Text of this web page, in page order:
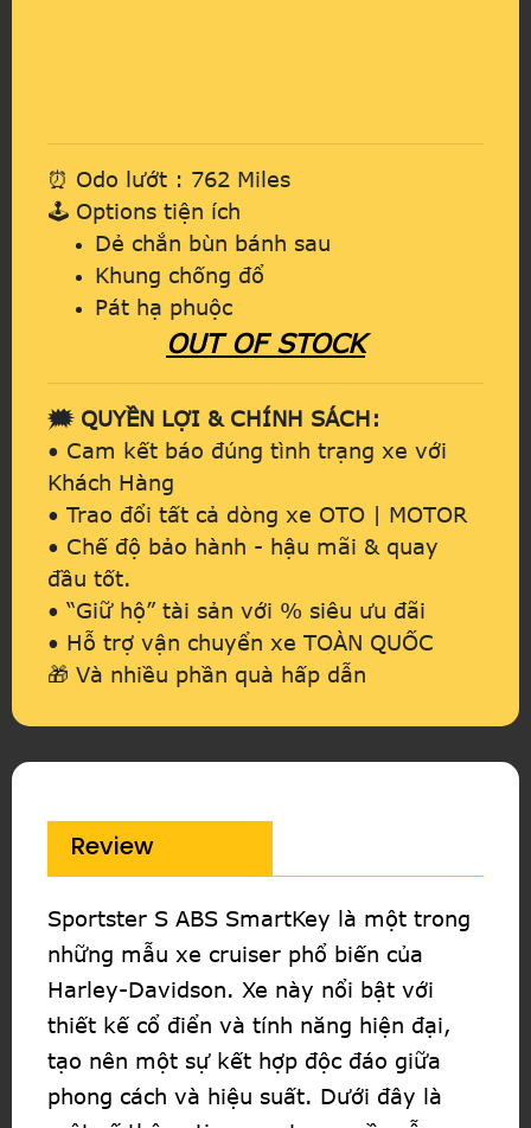
⏰ Odo lướt : 762 Miles
🕹️ Options tiện ích
Dẻ chắn bùn bánh sau
Khung chống đổ
Pát hạ phuộc
OUT OF STOCK
🗯️ QUYỀN LỢI & CHÍNH SÁCH:
• Cam kết báo đúng tình trạng xe với
Khách Hàng
• Trao đổi tất cả dòng xe OTO | MOTOR
• Chế độ bảo hành - hậu mãi & quay
đầu tốt.
• “Giữ hộ” tài sản với % siêu ưu đãi
• Hỗ trợ vận chuyển xe TOÀN QUỐC
🎁 Và nhiều phần quà hấp dẫn
Review
Sportster S ABS SmartKey là một trong
những mẫu xe cruiser phổ biến của
Harley-Davidson. Xe này nổi bật với
thiết kế cổ điển và tính năng hiện đại,
tạo nên một sự kết hợp độc đáo giữa
phong cách và hiệu suất. Dưới đây là